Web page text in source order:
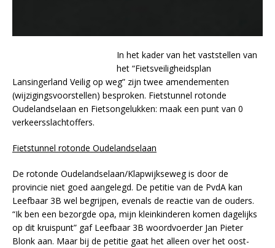
In het kader van het vaststellen van
het “Fietsveiligheidsplan
Lansingerland Veilig op weg” zijn twee amendementen
(wijzigingsvoorstellen) besproken. Fietstunnel rotonde
Oudelandselaan en Fietsongelukken: maak een punt van 0
verkeersslachtoffers.
Fietstunnel rotonde Oudelandselaan
De rotonde Oudelandselaan/Klapwijkseweg is door de
provincie niet goed aangelegd. De petitie van de PvdA kan
Leefbaar 3B wel begrijpen, evenals de reactie van de ouders.
“Ik ben een bezorgde opa, mijn kleinkinderen komen dagelijks
op dit kruispunt” gaf Leefbaar 3B woordvoerder Jan Pieter
Blonk aan. Maar bij de petitie gaat het alleen over het oost-